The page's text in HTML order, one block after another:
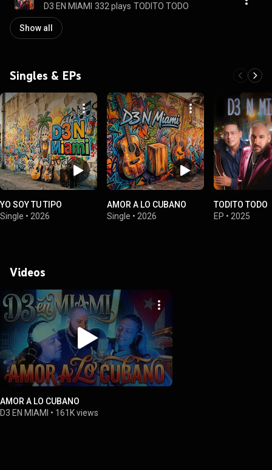
D3 EN MIAMI 332 plays TODITO TODO
Show all
Singles & EPs
YO SOY TU TIPO
Single • 2026
AMOR A LO CUBANO
Single • 2026
TODITO TODO
EP • 2025
Videos
AMOR A LO CUBANO
D3 EN MIAMI • 161K views